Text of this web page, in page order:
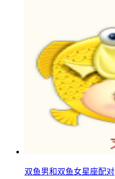
双鱼男和双鱼女星座配对